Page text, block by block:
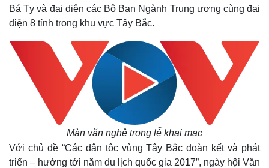
Bá Tỵ và đại diện các Bộ Ban Ngành Trung ương cùng đại
diện 8 tỉnh trong khu vực Tây Bắc.
Màn văn nghệ trong lễ khai mạc
Với chủ đề “Các dân tộc vùng Tây Bắc đoàn kết và phát
triển – hướng tới năm du lịch quốc gia 2017”, ngày hội Văn